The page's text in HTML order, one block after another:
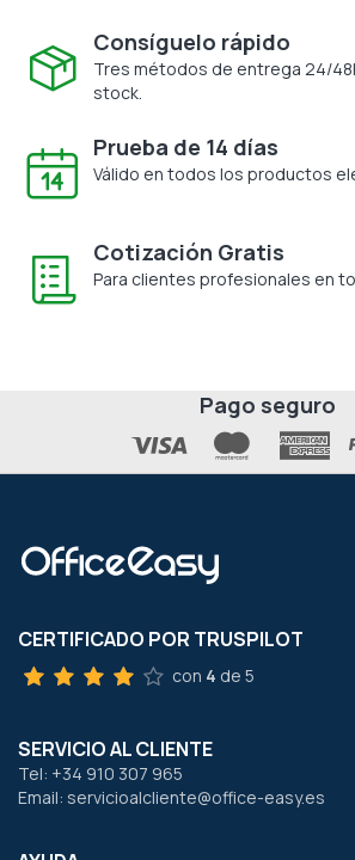
Consíguelo rápido
Tres métodos de entrega 24/
stock.
Prueba de 14 días
Válido en todos los productos
Cotización Gratis
Para clientes profesionales en
Pago seguro
CERTIFICADO POR TRUSPILOT
con 4 de 5
SERVICIO AL CLIENTE
Tel: +34 910 307 965
Email: servicioalcliente@office-easy.es